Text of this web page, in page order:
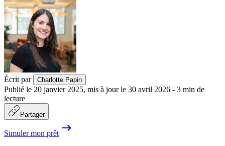
Écrit par Charlotte Papin
Publié le 20 janvier 2025, mis à jour le 30 avril 2026 - 3 min de
lecture
Partager
Simuler mon prêt